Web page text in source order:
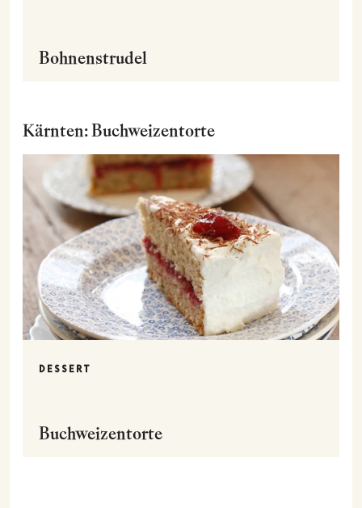
Bohnenstrudel
Kärnten: Buchweizentorte
DESSERT
Buchweizentorte